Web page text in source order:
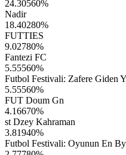
24.30560%
Nadir
18.40280%
FUTTIES
9.02780%
Fantezi FC
5.55560%
Futbol Festivali: Zafere Giden
5.55560%
FUT Doum Gn
4.16670%
st Dzey Kahraman
3.81940%
Futbol Festivali: Oyunun En